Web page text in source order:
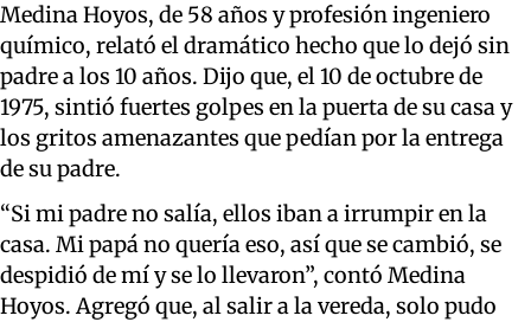
Medina Hoyos, de 58 años y profesión ingeniero
químico, relató el dramático hecho que lo dejó sin
padre a los 10 años. Dijo que, el 10 de octubre de
1975, sintió fuertes golpes en la puerta de su casa y
los gritos amenazantes que pedían por la entrega
de su padre.
“Si mi padre no salía, ellos iban a irrumpir en la
casa. Mi papá no quería eso, así que se cambió, se
despidió de mí y se lo llevaron”, contó Medina
Hoyos. Agregó que, al salir a la vereda, solo pudo